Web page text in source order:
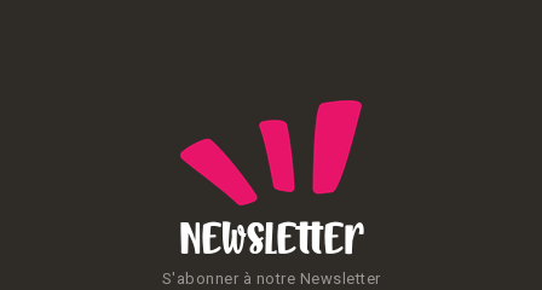
Newsletter
S'abonner à notre Newsletter